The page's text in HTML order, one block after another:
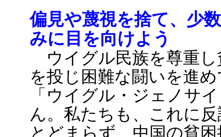
偏見や蔑視を捨て、少
みに目を向けよう
ウイグル民族を尊重し
を投じ困難な闘いを進
「ウイグル・ジェノサ
ん。私たちも、これに
とどまらず、中国の貧